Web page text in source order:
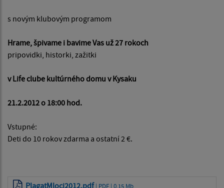
s novým klubovým programom
Hrame, špivame i bavime Vas už 27 rokoch
pripovidki, historki, zažitki
v Life clube kultúrného domu v Kysaku
21.2.2012 o 18:00 hod.
Vstupné:
Deti do 10 rokov zdarma a ostatní 2 €.
PlagatMloci2012.pdf | PDF | 0.15 Mb